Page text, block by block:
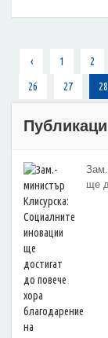
‹ 1 2
26
27 28
ще